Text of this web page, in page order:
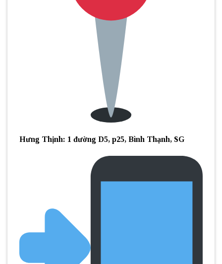
Hưng Thịnh: 1 đường D5, p25, Bình Thạnh, SG